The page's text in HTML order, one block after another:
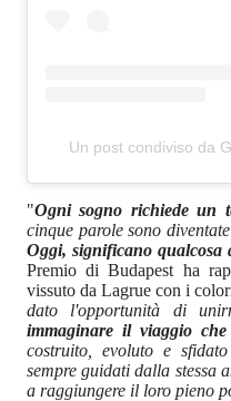
Un post condiviso da
"Ogni sogno richiede un
cinque parole sono
Oggi, significano qualcosa
Premio di Budapest ha
vissuto da Lagrue con i
dato l'opportunità di
immaginare il viaggio che
costruito, evoluto e
sempre guidati dalla stessa
a raggiungere il loro pieno